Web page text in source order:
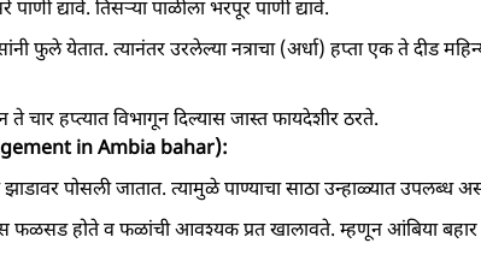
द्यावे. तिसऱ्या पाळीला भरपूर पाणी द्यावे.
फुले येतात. त्यानंतर उरलेल्या नत्राचा (अर्धा) हप्ता एक ते दीड
ते चार हप्त्यात विभागून दिल्यास जास्त फायदेशीर ठरते.
in Ambia bahar):
पोसली जातात. त्यामुळे पाण्याचा साठा उन्हाळ्यात
फळसड होते व फळांची आवश्यक प्रत खालावते. म्हणून आंबिया